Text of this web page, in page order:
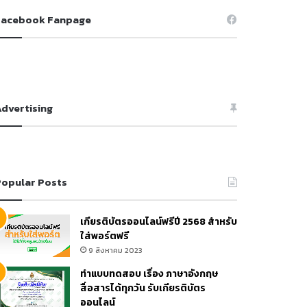
Fanpage
Posts
เกียรติบัตรออนไลน์ฟรีปี 2568 สำหรับ
ใส่พอร์ตฟรี
9 สิงหาคม 2023
ทำแบบทดสอบ เรื่อง ภาษาอังกฤษ
สื่อสารได้ทุกวัน รับเกียรติบัตร
ออนไลน์